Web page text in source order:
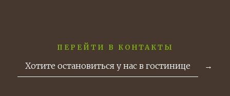
ПЕРЕЙТИ В КОНТАКТЫ
Хотите остановиться у нас в гостинице →